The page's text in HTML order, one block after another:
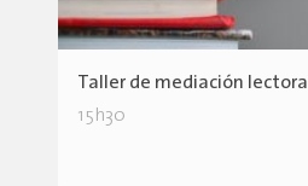
Taller de mediación lectora
15h30